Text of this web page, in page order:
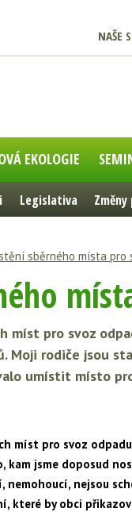
NAŠE
EKOLOGIE
Legislativa
sběrného místa pro
míst pro svoz
Moji rodiče jsou
umístit místo
míst pro svoz
kam jsme doposud
nemohoucí, nejsou
které by obci